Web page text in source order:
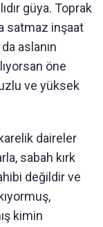
güya. Toprak
satmaz inşaat
aslanın
öne
ve yüksek
daireler
sabah kırk
değildir ve
kimin